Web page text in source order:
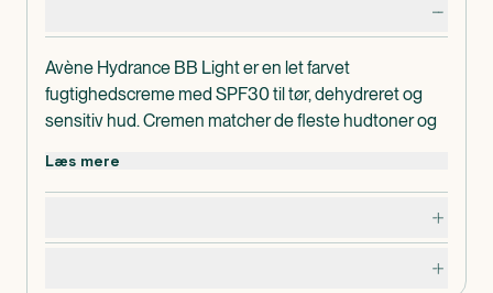
Avène Hydrance BB Light er en let farvet
fugtighedscreme med SPF30 til tør, dehydreret og
sensitiv hud. Cremen matcher de fleste hudtoner og
Hydrance BB Light giver kulør og beskytter huden
mod UV-stråling og påvirkninger udefra (frie radikaler,
forurening). Cremen indeholder Cohederm og Avène
Læs mere